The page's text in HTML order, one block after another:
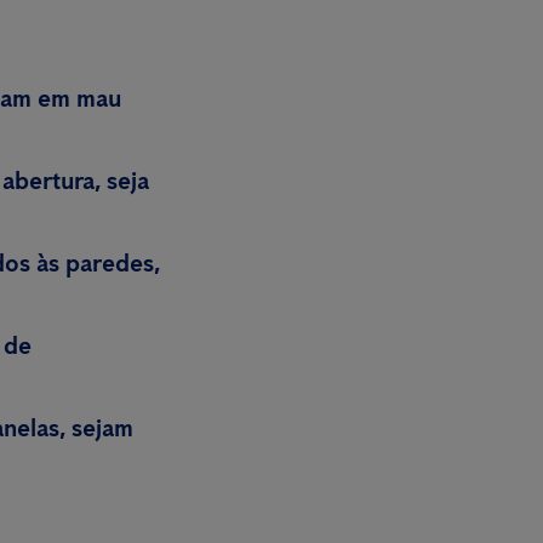
em mau
seja
às paredes,
sejam